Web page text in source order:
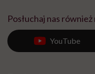
Posłuchaj nas również
YouTube